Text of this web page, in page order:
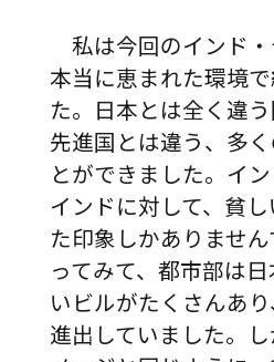
私は今回のインド・
本当に恵まれた環境
た。日本とは全く違う
先進国とは違う、多
とができました。イン
インドに対して、貧
た印象しかありませ
ってみて、都市部は
いビルがたくさんあ
進出していました。